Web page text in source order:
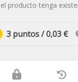
producto tenga
3 puntos / 0,03 €